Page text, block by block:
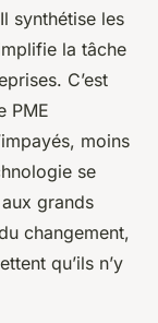
synthétise les
la tâche
C’est
PME
moins
se
grands
changement,
qu’ils n’y